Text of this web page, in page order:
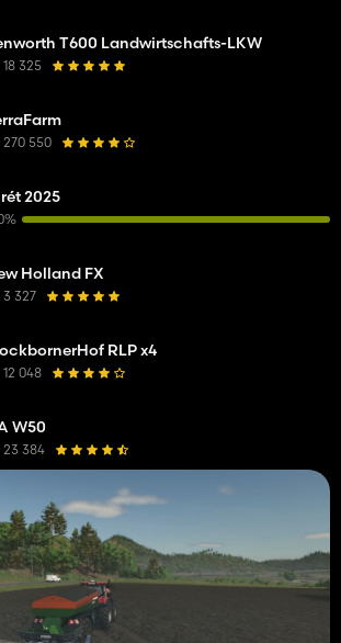
T600 Landwirtschafts-LKW
18 325
270 550
2025
Holland FX
3 327
RLP x4
12 048
W50
23 384